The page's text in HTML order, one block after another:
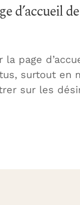
d’accueil
page
surtout en
sur les